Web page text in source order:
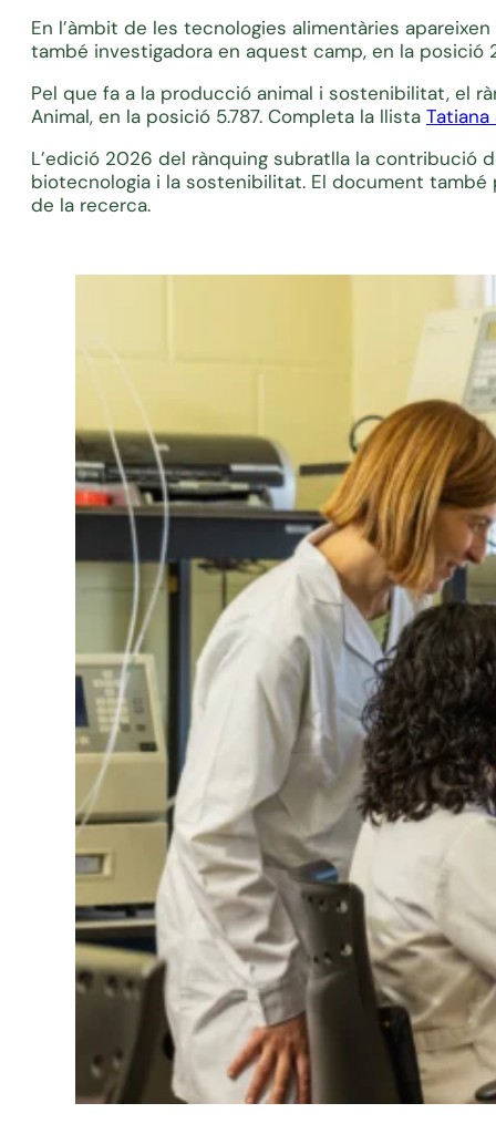
En l’àmbit de les tecnologies alimentàries apareixen
també investigadora en aquest camp, en la posició
Pel que fa a la producció animal i sostenibilitat, el
Animal, en la posició 5.787. Completa la llista Tatiana
L’edició 2026 del rànquing subratlla la contribució
biotecnologia i la sostenibilitat. El document també
de la recerca.